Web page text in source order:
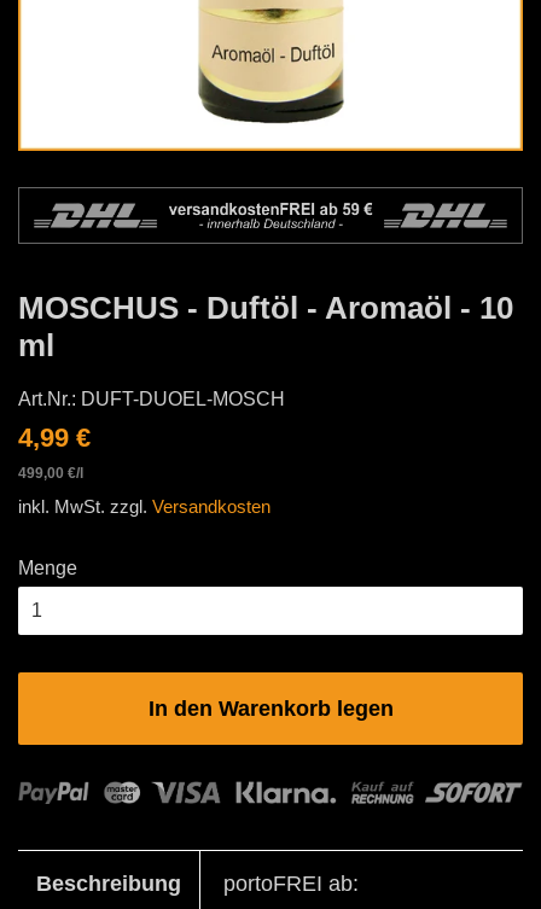
MOSCHUS - Duftöl - Aromaöl - 10
ml
Art.Nr.: DUFT-DUOEL-MOSCH
Normaler
Preis
4,99 €
Einzelpreis
499,00 €/pro
l
inkl. MwSt. zzgl. Versandkosten
Menge
In den Warenkorb legen
Beschreibung portoFREI ab: